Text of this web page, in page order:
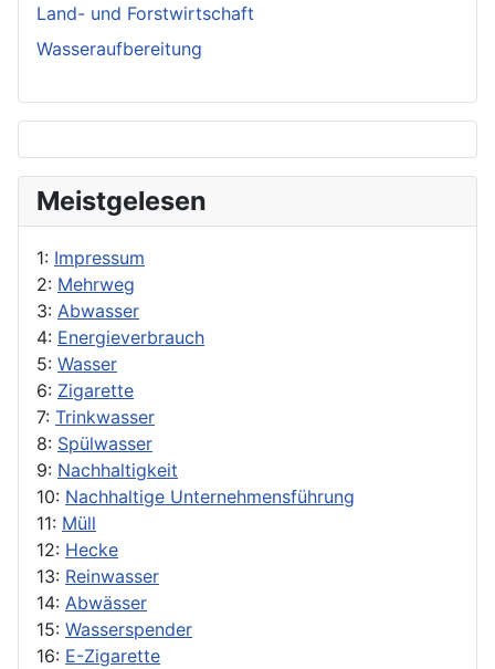
Land- und Forstwirtschaft
Wasseraufbereitung
Meistgelesen
1: Impressum
2: Mehrweg
3: Abwasser
4: Energieverbrauch
5: Wasser
6: Zigarette
7: Trinkwasser
8: Spülwasser
9: Nachhaltigkeit
10: Nachhaltige Unternehmensführung
11: Müll
12: Hecke
13: Reinwasser
14: Abwässer
15: Wasserspender
16: E-Zigarette